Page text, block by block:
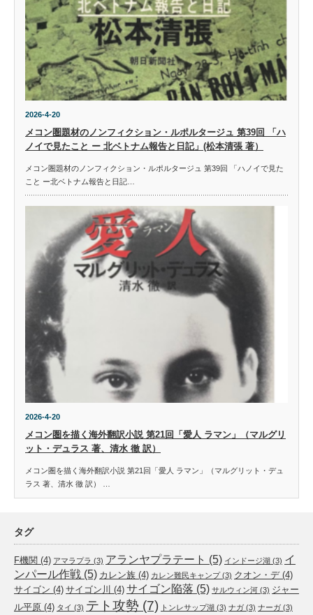
2026-4-20
メコン圏題材のノンフィクション・ルポルタージュ 第39回 「ハ
ノイで見たこと ー 北ベトナム報告と日記」(松本清張 著）
メコン圏題材のノンフィクション・ルポルタージュ 第39回 「ハノイで見た
こと ー北ベトナム報告と日記…
2026-4-20
メコン圏を描く海外翻訳小説 第21回「愛人 ラマン」（マルグリ
ット・デュラス 著、清水 徹 訳）
メコン圏を描く海外翻訳小説 第21回「愛人 ラマン」（マルグリット・デュ
ラス 著、清水 徹 訳） …
タグ
F機関 (4) アマラプラ (3) アランヤプラテート (5) インドージ湖 (3) イ
ンパール作戦 (5) カレン族 (4) カレン難民キャンプ(3) クオン・デ(4)
サイゴン (4) サイゴン川 (4) サイゴン陥落 (5) サルウィン河 (3) ジャー
ル平原 (4) タイ (3) テト攻勢 (7) トンレサップ湖 (3) ナガ (3) ナーガ (3)